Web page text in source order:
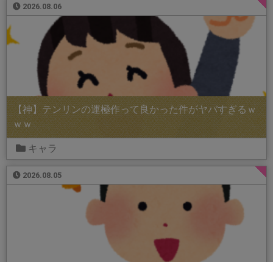
2026.08.06
【神】テンリンの運極作って良かった件がヤバすぎるｗ
ｗｗ
キャラ
2026.08.05